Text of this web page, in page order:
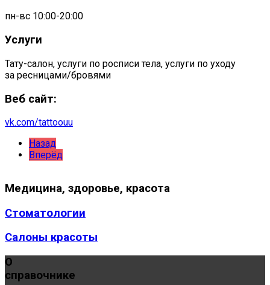
пн-вс 10:00-20:00
Услуги
Тату-салон, услуги по росписи тела, услуги по уходу
за ресницами/бровями
Веб сайт:
vk.com/tattoouu
Назад
Вперёд
Медицина, здоровье, красота
Стоматологии
Салоны красоты
О
справочнике